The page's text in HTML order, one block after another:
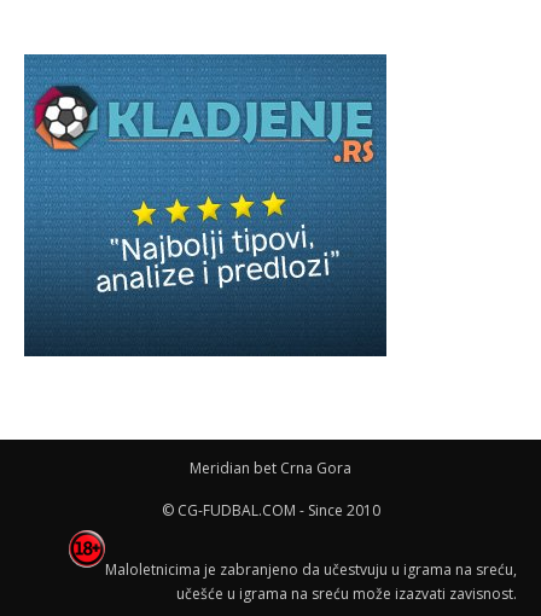
Meridian bet Crna Gora
© CG-FUDBAL.COM - Since 2010
Maloletnicima je zabranjeno da učestvuju u igrama na sreću,
učešće u igrama na sreću može izazvati zavisnost.